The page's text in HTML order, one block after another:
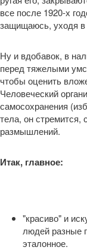
все после 1920-х
защищаюсь, уходя в
Ну и вдобавок, в
перед тяжелыми
чтобы оценить
Человеческий
самосохранения
тела, он стремится,
размышлений.
Итак, главное:
"красиво" и
людей разные
эталонное.